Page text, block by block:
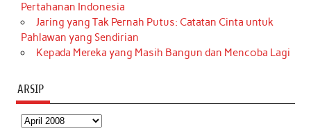
Pertahanan Indonesia
Jaring yang Tak Pernah Putus: Catatan Cinta untuk
Pahlawan yang Sendirian
Kepada Mereka yang Masih Bangun dan Mencoba Lagi
ARSIP
Arsip